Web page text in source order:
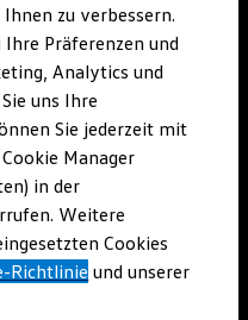
finden
& konfigurieren
zu verbessern.
Präferenzen und
Analytics und
uns Ihre
Sie jederzeit mit
Manager
in der
Weitere
Cookies
Richtlinie und unserer